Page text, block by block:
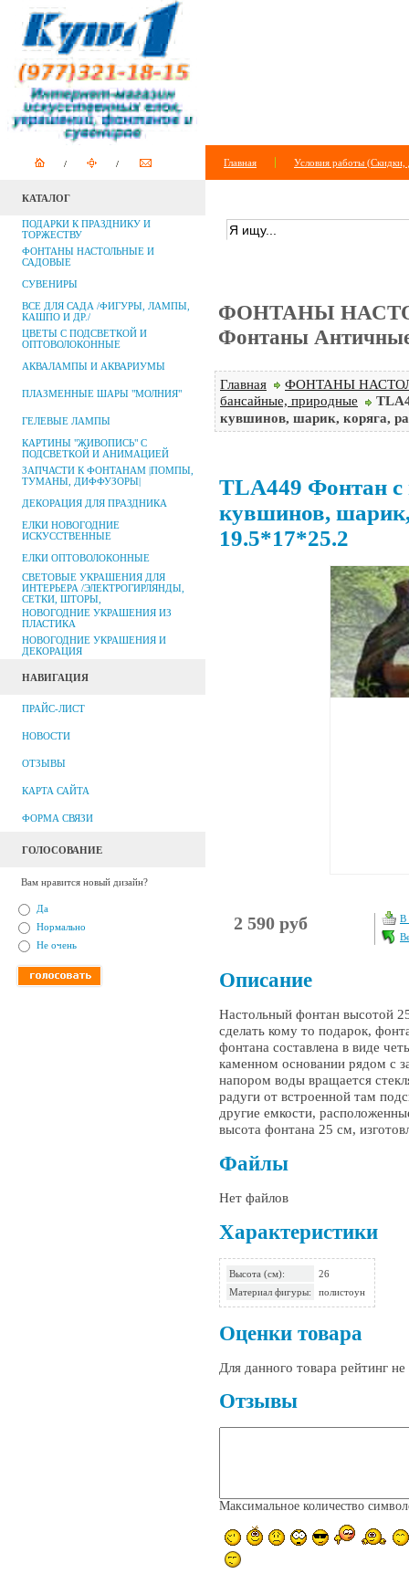
Главная Условия работы (Скидки,
КАТАЛОГ
ПОДАРКИ К ПРАЗДНИКУ И
ТОРЖЕСТВУ
ФОНТАНЫ НАСТОЛЬНЫЕ И
САДОВЫЕ
СУВЕНИРЫ
ВСЕ ДЛЯ САДА /ФИГУРЫ, ЛАМПЫ,
КАШПО И ДР./
ЦВЕТЫ С ПОДСВЕТКОЙ И
ОПТОВОЛОКОННЫЕ
АКВАЛАМПЫ И АКВАРИУМЫ
ПЛАЗМЕННЫЕ ШАРЫ "МОЛНИЯ"
ГЕЛЕВЫЕ ЛАМПЫ
КАРТИНЫ "ЖИВОПИСЬ" С
ПОДСВЕТКОЙ И АНИМАЦИЕЙ
ЗАПЧАСТИ К ФОНТАНАМ |ПОМПЫ,
ТУМАНЫ, ДИФФУЗОРЫ|
ДЕКОРАЦИЯ ДЛЯ ПРАЗДНИКА
ЕЛКИ НОВОГОДНИЕ
ИСКУССТВЕННЫЕ
ЕЛКИ ОПТОВОЛОКОННЫЕ
СВЕТОВЫЕ УКРАШЕНИЯ ДЛЯ
ИНТЕРЬЕРА /ЭЛЕКТРОГИРЛЯНДЫ,
СЕТКИ, ШТОРЫ,
НОВОГОДНИЕ УКРАШЕНИЯ ИЗ
ПЛАСТИКА
НОВОГОДНИЕ УКРАШЕНИЯ И
ДЕКОРАЦИЯ
НАВИГАЦИЯ
ПРАЙС-ЛИСТ
НОВОСТИ
ОТЗЫВЫ
КАРТА САЙТА
ФОРМА СВЯЗИ
ГОЛОСОВАНИЕ
Вам нравится новый дизайн?
Да
Нормально
Не очень
ФОНТАНЫ
Фонтаны
Главная
ФОНТАНЫ
бансайные, природные
кувшинов, шарик, коряга,
TLA449 Фонтан с
кувшинов, шарик,
19.5*17*25.2
2 590 руб
В
Описание
Настольный фонтан высотой
сделать кому то подарок,
фонтана составлена в виде
каменном основании рядом с
напором воды вращается
радуги от встроенной там
другие емкости,
высота фонтана 25 см,
Файлы
Нет файлов
Характеристики
Высота (см):
26
Материал фигуры:
полистоун
Оценки товара
Для данного товара рейтинг
Отзывы
Максимальное количество